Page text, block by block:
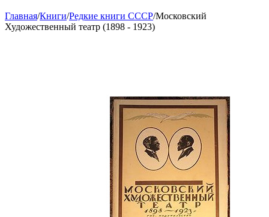
Главная/Книги/Редкие книги СССР/Московский
Художественный театр (1898 - 1923)